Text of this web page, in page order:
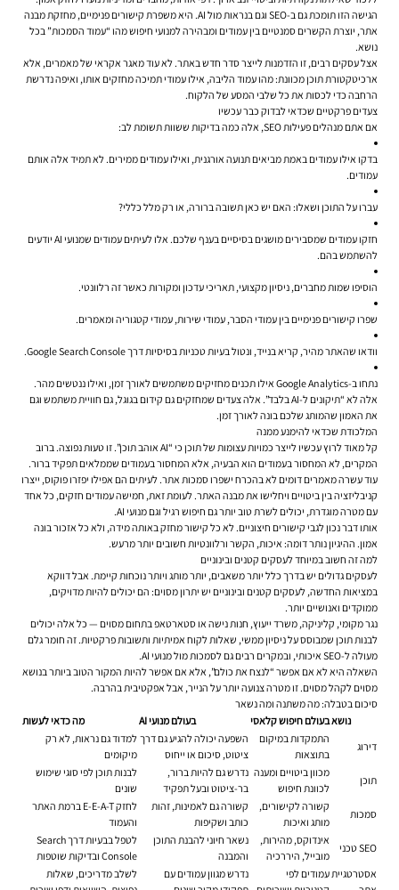
הגישה הזו תומכת גם ב-SEO וגם בנראות מול AI. היא משפרת קישורים פנימיים, מחזקת מבנה
אתר, יוצרת הקשרים סמנטיים בין עמודים ומבהירה למנועי חיפוש מהו “עמוד הסמכות” בכל
נושא.
אצל עסקים רבים, זו הזדמנות לייצר סדר חדש באתר. לא עוד מאגר אקראי של מאמרים, אלא
ארכיטקטורת תוכן מכוונת: מהו עמוד הליבה, אילו עמודי תמיכה מחזקים אותו, ואיפה נדרשת
הרחבה כדי לכסות את כל שלבי המסע של הלקוח.
צעדים פרקטיים שכדאי לבדוק כבר עכשיו
אם אתם מנהלים פעילות SEO, אלה כמה בדיקות ששוות תשומת לב:
בדקו אילו עמודים באמת מביאים תנועה אורגנית, ואילו עמודים ממירים. לא תמיד אלה אותם
עמודים.
עברו על התוכן ושאלו: האם יש כאן תשובה ברורה, או רק מלל כללי?
חזקו עמודים שמסבירים מושגים בסיסיים בענף שלכם. אלו לעיתים עמודים שמנועי AI יודעים
להשתמש בהם.
הוסיפו שמות מחברים, ניסיון מקצועי, תאריכי עדכון ומקורות כאשר זה רלוונטי.
שפרו קישורים פנימיים בין עמודי הסבר, עמודי שירות, עמודי קטגוריה ומאמרים.
וודאו שהאתר מהיר, קריא בנייד, ונטול בעיות טכניות בסיסיות דרך Google Search Console.
נתחו ב-Google Analytics אילו תכנים מחזיקים משתמשים לאורך זמן, ואילו ננטשים מהר.
אלה לא “תיקונים ל-AI בלבד”. אלה צעדים שמחזקים גם קידום בגוגל, גם חוויית משתמש וגם
את האמון שהמותג שלכם בונה לאורך זמן.
המלכודת שכדאי להימנע ממנה
קל מאוד לרוץ עכשיו לייצר כמויות עצומות של תוכן כי “AI אוהב תוכן”. זו טעות נפוצה. ברוב
המקרים, לא המחסור בעמודים הוא הבעיה, אלא המחסור בעמודים שממלאים תפקיד ברור.
עוד עשרה מאמרים דומים לא בהכרח ישפרו סמכות אתר. לעיתים הם אפילו יפזרו פוקוס, ייצרו
קניבליזציה בין ביטויים ויחלישו את מבנה האתר. לעומת זאת, חמישה עמודים חזקים, כל אחד
עם מטרה מוגדרת, יכולים לשרת טוב יותר גם חיפוש רגיל וגם מנועי AI.
אותו דבר נכון לגבי קישורים חיצוניים. לא כל קישור מחזק באותה מידה, ולא כל אזכור בונה
אמון. ההיגיון נותר דומה: איכות, הקשר ורלוונטיות חשובים יותר מרעש.
למה זה חשוב במיוחד לעסקים קטנים ובינוניים
לעסקים גדולים יש בדרך כלל יותר משאבים, יותר מותג ויותר נוכחות קיימת. אבל דווקא
במציאות החדשה, לעסקים קטנים ובינוניים יש יתרון מסוים: הם יכולים להיות מדויקים,
ממוקדים ואנושיים יותר.
נגר מקומי, קליניקה, משרד ייעוץ, חנות נישה או סטארטאפ בתחום מסוים — כל אלה יכולים
לבנות תוכן שמבוסס על ניסיון ממשי, שאלות לקוח אמיתיות ותשובות פרקטיות. זה חומר גלם
מעולה ל-SEO איכותי, ובמקרים רבים גם לסמכות מול מנועי AI.
השאלה היא לא אם אפשר “לנצח את כולם”, אלא אם אפשר להיות המקור הטוב ביותר בנושא
מסוים לקהל מסוים. זו מטרה צנועה יותר על הנייר, אבל אפקטיבית בהרבה.
סיכום בטבלה: מה משתנה ומה נשאר
נושאבעולם חיפוש קלאסי בעולם מנועי AI
מה כדאי לעשות
דירוג
התמקדות במיקום
בתוצאות
השפעה יכולה להגיע גם דרך
ציטוט, סיכום או ייחוס
למדוד גם נראות, לא רק
מיקומים
תוכן
מכוון ביטויים ומענה
לכוונת חיפוש
נדרש גם להיות ברור,
בר-ציטוט ובעל תפקיד
לבנות תוכן לפי סוגי שימוש
שונים
סמכות
קשורה לקישורים,
מותג ואיכות
קשורה גם לאמינות, זהות
כותב ושקיפות
לחזק E-E-A-T ברמת האתר
והעמוד
SEO טכני
אינדוקס, מהירות,
מובייל, היררכיה
נשאר חיוני להבנת התוכן
והמבנה
לטפל בבעיות דרך Search
Console ובדיקות שוטפות
אסטרטגיית עמודים לפי
נדרש מגוון עמודים עם
לשלב מדריכים, שאלות